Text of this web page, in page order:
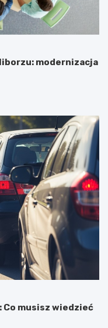
modernizacja
Co musisz wiedzieć